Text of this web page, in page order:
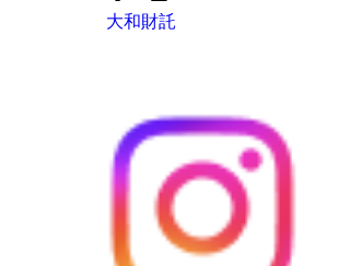
大和財託